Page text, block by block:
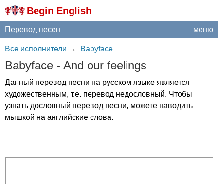
Begin English
меню
Перевод песен
Все исполнители → Babyface
Babyface - And our feelings
Данный перевод песни на русском языке является
художественным, т.е. перевод недословный. Чтобы
узнать дословный перевод песни, можете наводить
мышкой на английские слова.